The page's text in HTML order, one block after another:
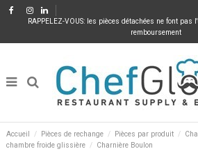
RAPPELEZ-VOUS: les pièces détachées ne font pas
remboursement
Accueil Pièces de rechange Pièces par produit
chambre froide glissière
Charnière Boulon